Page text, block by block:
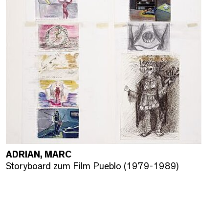
ADRIAN, MARC
Storyboard zum Film Pueblo (1979-1989)